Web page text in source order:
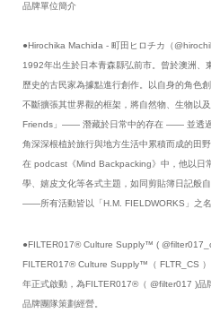
品牌單位簡介
●Hirochika Machida - 町田ヒロチカ（
1992年出生於日本青森縣弘前市。曾於澳洲
歷史的古民家為據點進行創作。以自身的角色
不斷擴張其世界觀的框架，將自然物、生物以
Friends」—— 潛藏於日常中的存在 —— 並透過
角深深根植於旅行與地方生活中累積而成的田野
在 podcast《Mind Backpacking》中，他以日
學、嬉皮文化等各式主題，如同剪貼簿日記般
——所有活動皆以「H.M. FIELDWORKS」之名
●FILTER017® Culture Supply™ (
FILTER017® Culture Supply™（ FLTR_CS
年正式啟動，為FILTER017®（ @filter017 )
品牌團隊策劃經營。